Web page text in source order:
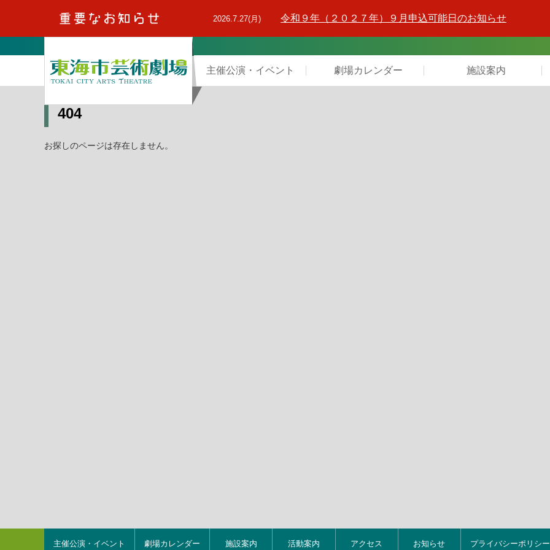
2026.7.27(月) 令和９年（２０２７年）９月申込可能日のお知らせ
主催公演・イベント 劇場カレンダー 施設案内
404
お探しのページは存在しません。
主催公演・イベント 劇場カレンダー 施設案内 活動案内 アクセス お知らせ プライバシーポリシー